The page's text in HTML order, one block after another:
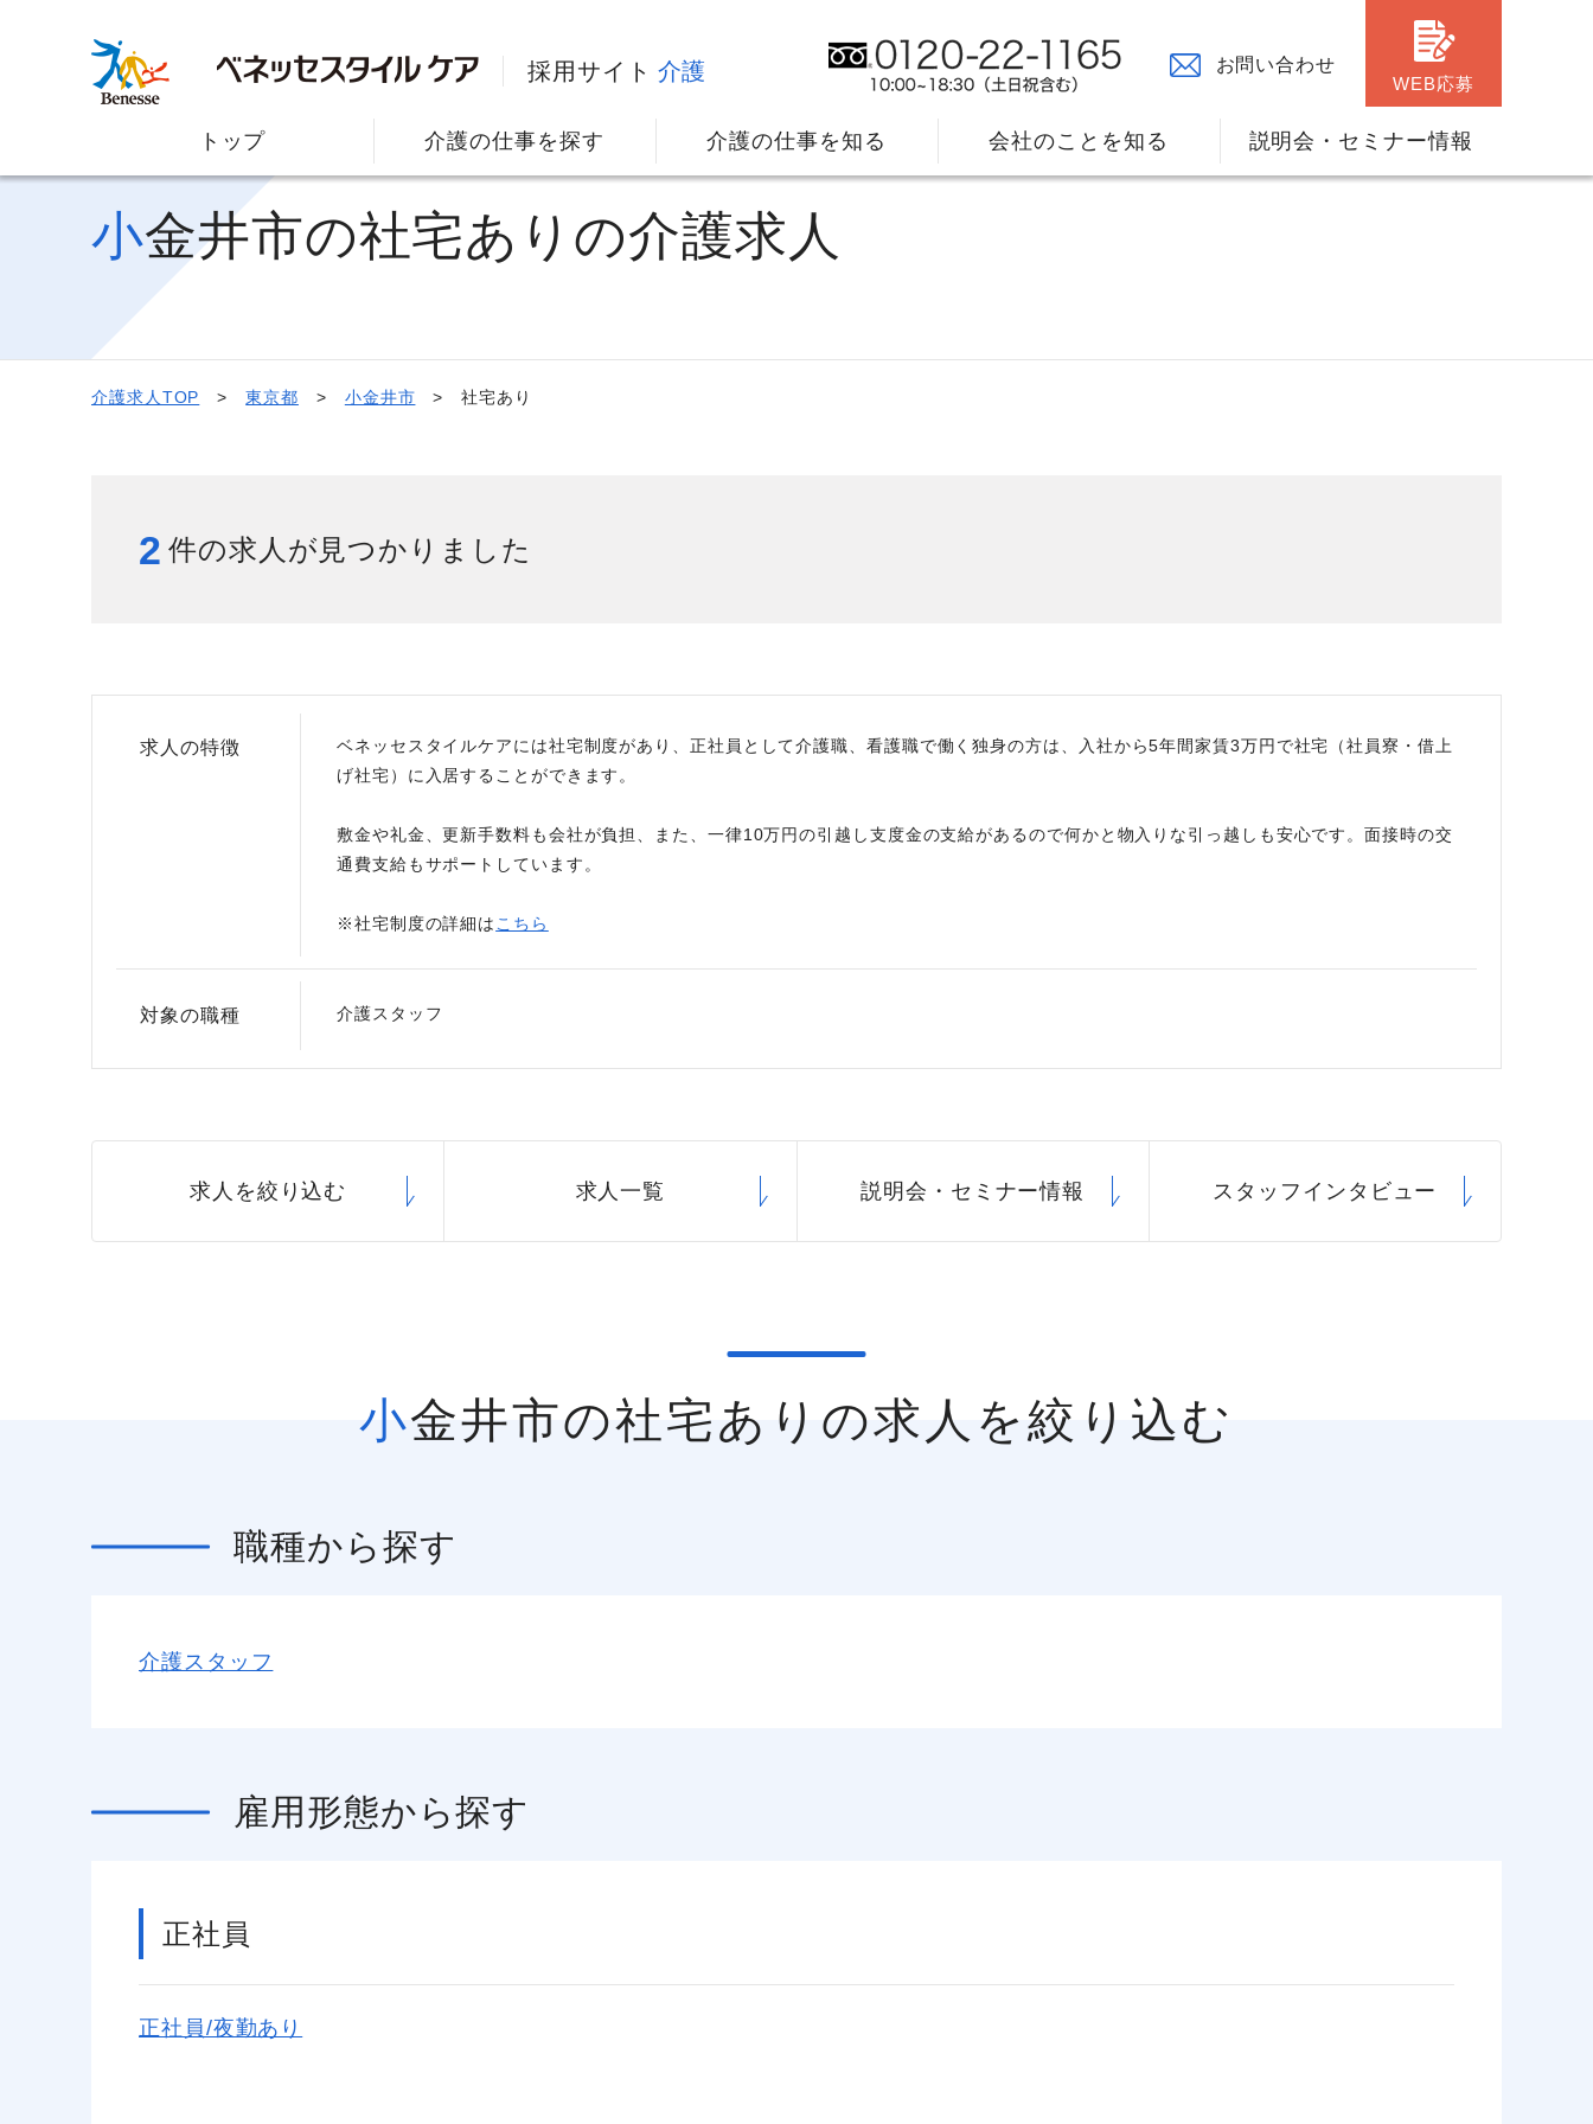
採用サイト 介護
お問い合わせ
WEB応募
トップ 介護の仕事を探す 介護の仕事を知る
給与制度 資格取得サポート制度 福利厚生
会社のことを知る
スタッフインタビュー 社員主役のプロジェクト 職場データ
説明会・セミナー情報
小金井市の社宅ありの介護求人
介護求人TOP 東京都 小金井市 社宅あり
2 件の求人が見つかりました
求人の特徴
ベネッセスタイルケアには社宅制度があり、正社員として介護職、看護職で働く独身の方は、入社から5年間家賃3万円で社宅（社員寮・借上
げ社宅）に入居することができます。
敷金や礼金、更新手数料も会社が負担、また、一律10万円の引越し支度金の支給があるので何かと物入りな引っ越しも安心です。面接時の交
通費支給もサポートしています。
※社宅制度の詳細は こちら
対象の職種 介護スタッフ
求人を絞り込む 求人一覧 説明会・ セミナー情報 スタッフ インタビュー
小金井市の社宅ありの求人を絞り込む
職種から探す
介護スタッフ
雇用形態から探す
正社員
正社員/夜勤あり